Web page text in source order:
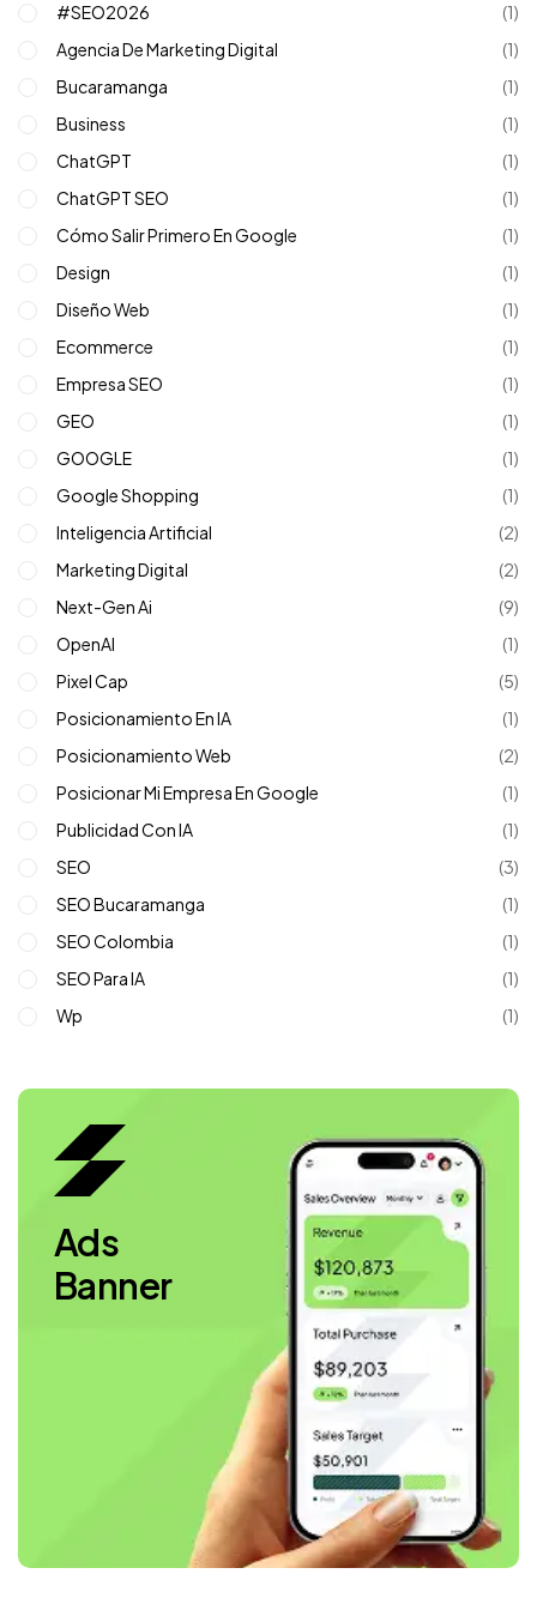
#SEO2026
(1)
Agencia De Marketing Digital
(1)
Bucaramanga
(1)
Business
(1)
ChatGPT
(1)
ChatGPT SEO
(1)
Cómo Salir Primero En Google
(1)
Design
(1)
Diseño Web
(1)
Ecommerce
(1)
Empresa SEO
(1)
GEO
(1)
GOOGLE
(1)
Google Shopping
(1)
Inteligencia Artificial
(2)
Marketing Digital
(2)
Next-Gen Ai
(9)
OpenAI
(1)
Pixel Cap
(5)
Posicionamiento En IA
(1)
Posicionamiento Web
(2)
Posicionar Mi Empresa En Google
(1)
Publicidad Con IA
(1)
SEO
(3)
SEO Bucaramanga
(1)
SEO Colombia
(1)
SEO Para IA
(1)
Wp
(1)
Ads
Banner